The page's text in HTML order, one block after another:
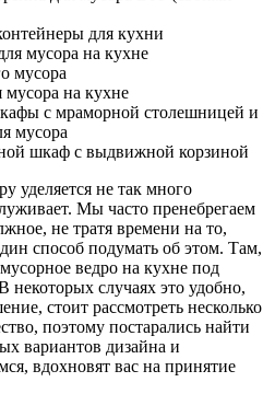
уделяется не так много
Мы часто пренебрегаем
не тратя времени на то,
способ подумать об этом. Там,
ведро на кухне под
случаях это удобно,
стоит рассмотреть несколько
поэтому постарались найти
вариантов дизайна и
вдохновят вас на принятие